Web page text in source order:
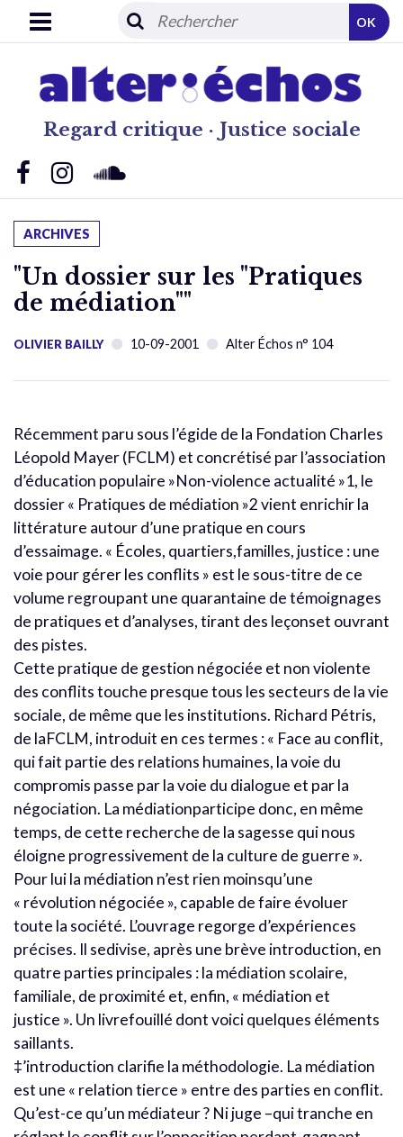
Regard critique · Justice sociale
OK
ARCHIVES
"Un dossier sur les "Pratiques
de médiation""
OLIVIER BAILLY 10-09-2001 Alter Échos n° 104
Récemment paru sous l’égide de la Fondation Charles
Léopold Mayer (FCLM) et concrétisé par l’association
d’éducation populaire »Non-violence actualité »1, le
dossier « Pratiques de médiation »2 vient enrichir la
littérature autour d’une pratique en cours
d’essaimage. « Écoles, quartiers,familles, justice : une
voie pour gérer les conflits » est le sous-titre de ce
volume regroupant une quarantaine de témoignages
de pratiques et d’analyses, tirant des leçonset ouvrant
des pistes.
Cette pratique de gestion négociée et non violente
des conflits touche presque tous les secteurs de la vie
sociale, de même que les institutions. Richard Pétris,
de laFCLM, introduit en ces termes : « Face au conflit,
qui fait partie des relations humaines, la voie du
compromis passe par la voie du dialogue et par la
négociation. La médiationparticipe donc, en même
temps, de cette recherche de la sagesse qui nous
éloigne progressivement de la culture de guerre ».
Pour lui la médiation n’est rien moinsqu’une
« révolution négociée », capable de faire évoluer
toute la société. L’ouvrage regorge d’expériences
précises. Il sedivise, après une brève introduction, en
quatre parties principales : la médiation scolaire,
familiale, de proximité et, enfin, « médiation et
justice ». Un livrefouillé dont voici quelques éléments
saillants.
‡’introduction clarifie la méthodologie. La médiation
est une « relation tierce » entre des parties en conflit.
Qu’est-ce qu’un médiateur ? Ni juge –qui tranche en